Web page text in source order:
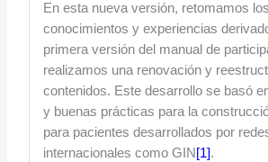
En esta nueva versión, retomamos
conocimientos y experiencias
primera versión del manual de
realizamos una renovación y
contenidos. Este desarrollo se basó
y buenas prácticas para la
para pacientes desarrollados por
internacionales como GIN [1].